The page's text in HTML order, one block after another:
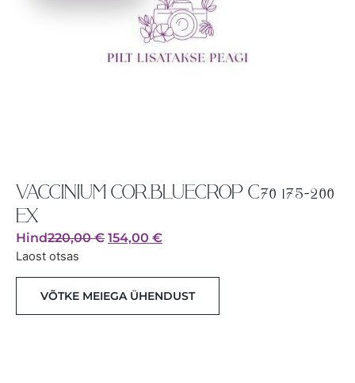
VACCINIUM COR.BLUECROP C70 175-200
EX
Hind220,00€ 154,00 €
Laost otsas
VÕTKE MEIEGA ÜHENDUST